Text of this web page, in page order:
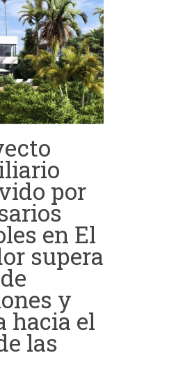
por
en El
supera
y
hacia el
las